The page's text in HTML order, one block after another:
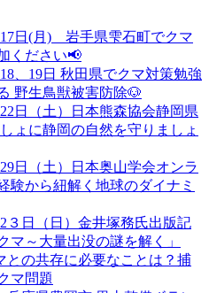
日(月) 岩手県雫石町でクマ
ください📢
、19日 秋田県でクマ対策勉強
野生鳥獣被害防除🐶
日（土）日本熊森協会静岡県
ょに静岡の自然を守りましょ
日（土）日本奥山学会オンラ
験から紐解く地球のダイナミ
３日（日）金井塚務氏出版記
マ～大量出没の謎を解く」
との共存に必要なことは？捕
マ問題